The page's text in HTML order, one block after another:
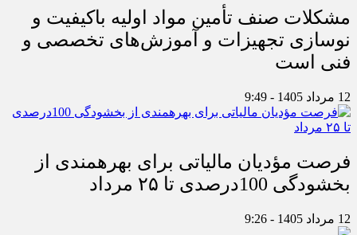
مشکلات صنف تأمین مواد اولیه باکیفیت و
نوسازی تجهیزات و آموزش‌های تخصصی و
فنی است
12 مرداد 1405 - 9:49
فرصت مؤدیان مالیاتی برای بهره‎مندی از
بخشودگی 100درصدی تا ۲۵ مرداد
12 مرداد 1405 - 9:26